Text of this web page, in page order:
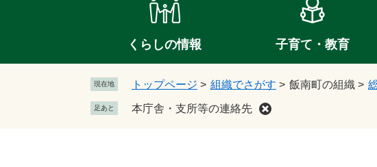
くらしの情報 子育て・教育
現在地 トップページ > 組織でさがす > 飯南町の組織 >
足あと 本庁舎・支所等の連絡先